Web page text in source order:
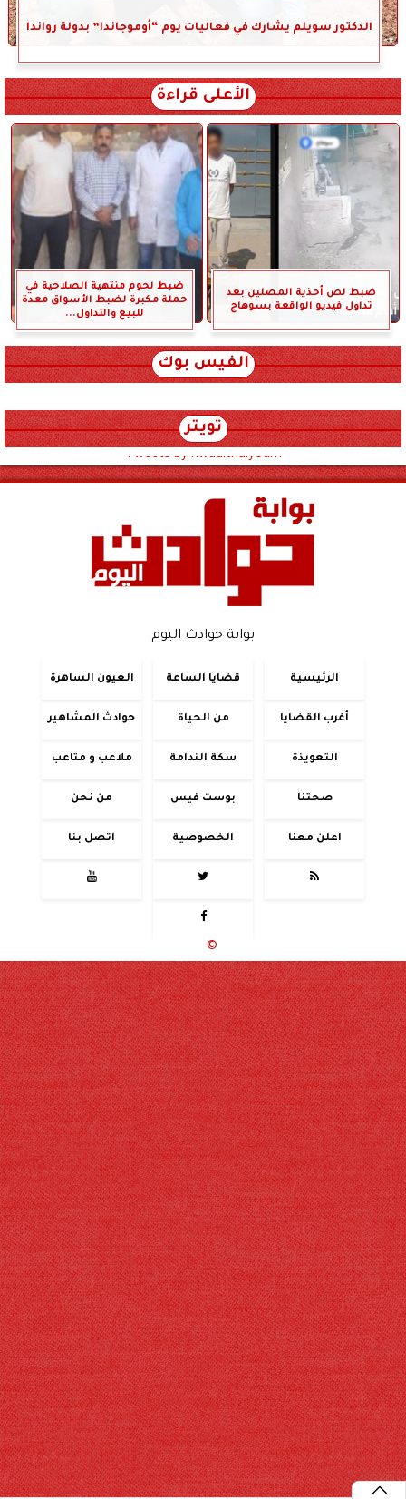
الدكتور سويلم يشارك في فعاليات يوم “أوموجاندا” بدولة رواندا
الأعلى قراءة
ضبط لص أحذية المصلين بعد
تداول فيديو الواقعة بسوهاج
ضبط لحوم منتهية الصلاحية في
حملة مكبرة لضبط الأسواق معدة
للبيع والتداول...
الفيس بوك
تويتر
Tweets by hwadithalyoum
بوابة حوادث اليوم
الرئيسية قضايا الساعة العيون الساهرة
أغرب القضايا من الحياة حوادث المشاهير
التعويذة سكة الندامة ملاعب و متاعب
صحتنا بوست فيس من نحن
اعلن معنا الخصوصية اتصل بنا




©